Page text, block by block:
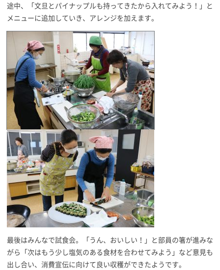
途中、「文旦とパイナップルも持ってきたから入れてみよう！」と
メニューに追加していき、アレンジを加えます。
最後はみんなで試食会。「うん、おいしい！」と部員の箸が進みな
がら「次はもう少し塩気のある食材を合わせてみよう」など意見も
出し合い、消費宣伝に向けて良い収穫ができたようです。